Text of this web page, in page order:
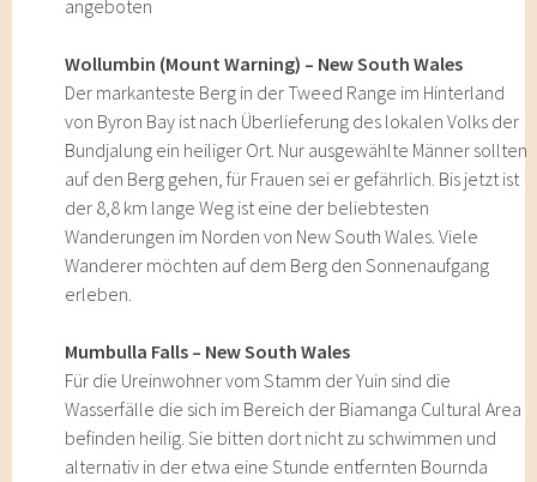
angeboten
Wollumbin (Mount Warning) – New South Wales
Der markanteste Berg in der Tweed Range im Hinterland
von Byron Bay ist nach Überlieferung des lokalen Volks der
Bundjalung ein heiliger Ort. Nur ausgewählte Männer sollten
auf den Berg gehen, für Frauen sei er gefährlich. Bis jetzt ist
der 8,8 km lange Weg ist eine der beliebtesten
Wanderungen im Norden von New South Wales. Viele
Wanderer möchten auf dem Berg den Sonnenaufgang
erleben.
Mumbulla Falls – New South Wales
Für die Ureinwohner vom Stamm der Yuin sind die
Wasserfälle die sich im Bereich der Biamanga Cultural Area
befinden heilig. Sie bitten dort nicht zu schwimmen und
alternativ in der etwa eine Stunde entfernten Bournda